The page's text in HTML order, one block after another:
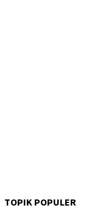
TOPIK POPULER